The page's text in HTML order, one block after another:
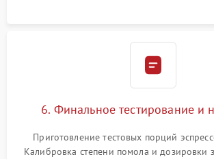
6. Финальное тестирование и
Приготовление тестовых порций
Калибровка степени помола и дозировки